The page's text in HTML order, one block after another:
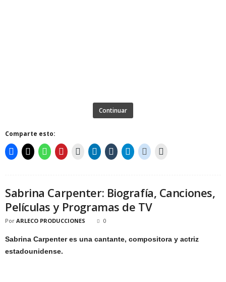
Continuar
Comparte esto:
Sabrina Carpenter: Biografía, Canciones,
Películas y Programas de TV
Por ARLECO PRODUCCIONES 0
Sabrina Carpenter es una cantante, compositora y actriz
estadounidense.